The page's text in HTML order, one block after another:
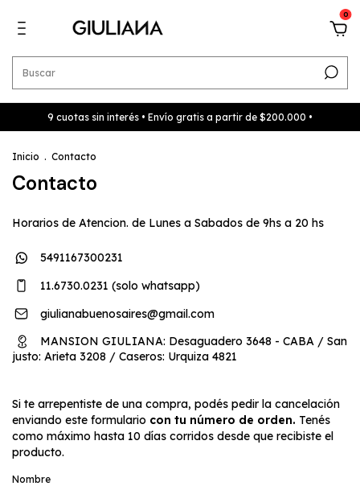
0
9 cuotas sin interés • Envío gratis a partir de $200.000 •
Inicio . Contacto
Contacto
Horarios de Atencion. de Lunes a Sabados de 9hs a 20 hs
5491167300231
11.6730.0231 (solo whatsapp)
giulianabuenosaires@gmail.com
MANSION GIULIANA: Desaguadero 3648 - CABA / San
justo: Arieta 3208 / Caseros: Urquiza 4821
Si te arrepentiste de una compra, podés pedir la cancelación
enviando este formulario con tu número de orden. Tenés
como máximo hasta 10 días corridos desde que recibiste el
producto.
Nombre